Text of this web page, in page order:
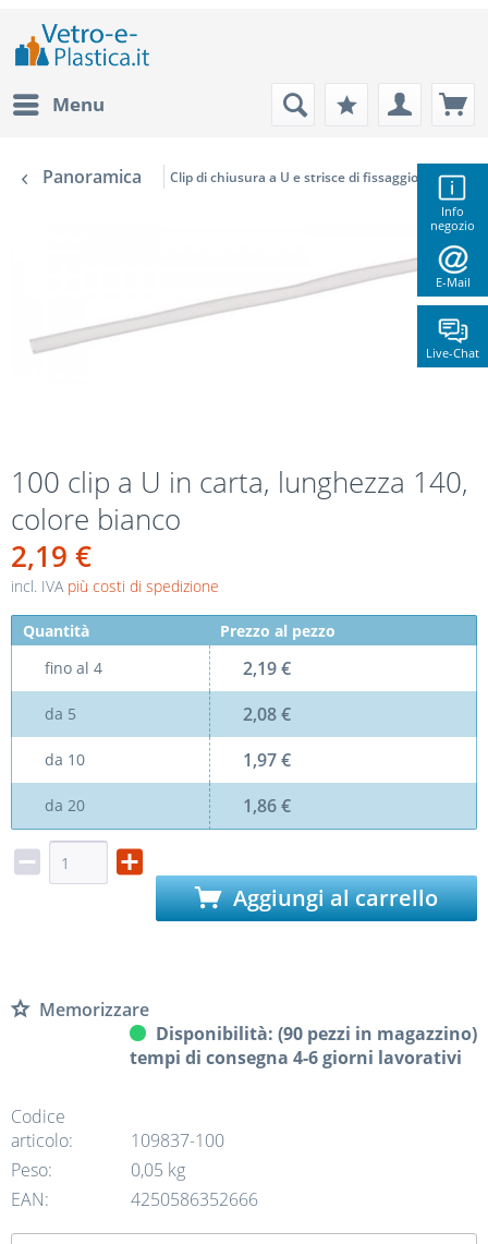
Info
negozio
E-Mail
Live-Chat
Menu
Panoramica Clip di chiusura a U e strisce di fissaggio
100 clip a U in carta, lunghezza 140,
colore bianco
2,19 €
incl. IVA più costi di spedizione
Quantità
Prezzo al pezzo
fino al 4 2,19 €
da 5 2,08 €
da 10 1,97 €
da 20 1,86 €
Aggiungi al carrello
Memorizzare
Disponibilità: (90 pezzi in magazzino)
tempi di consegna 4-6 giorni lavorativi
Codice
articolo:
109837-100
Peso:
0,05 kg
EAN:
4250586352666